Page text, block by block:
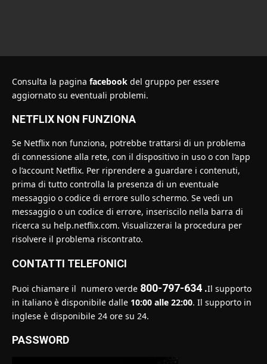
Consulta la pagina facebook del gruppo per essere
aggiornato su eventuali problemi.
NETFLIX NON FUNZIONA
Se Netflix non funziona, potrebbe trattarsi di un problema
di connessione alla rete, con il dispositivo in uso o con l’app
o l’account Netflix. Per riprendere a guardare i contenuti,
prima di tutto controlla la presenza di un eventuale
messaggio o codice di errore sullo schermo. Se vedi un
messaggio o un codice di errore, inseriscilo nella barra di
ricerca su help.netflix.com. Visualizzerai la procedura per
risolvere il problema riscontrato.
CONTATTI TELEFONICI
Puoi chiamare il numero verde 800-797-634 .Il supporto
in italiano è disponibile dalle 10:00 alle 22:00. Il supporto in
inglese è disponibile 24 ore su 24.
PASSWORD